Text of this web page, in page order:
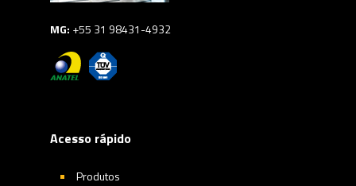
MG: +55 31 98431-4932
Acesso rápido
Produtos